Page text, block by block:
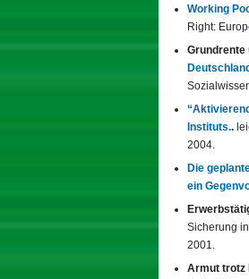
Working
Right:
Grundrente
Instituts..
2004.
Die
ein
Sicherung
2001.
Armut trotz